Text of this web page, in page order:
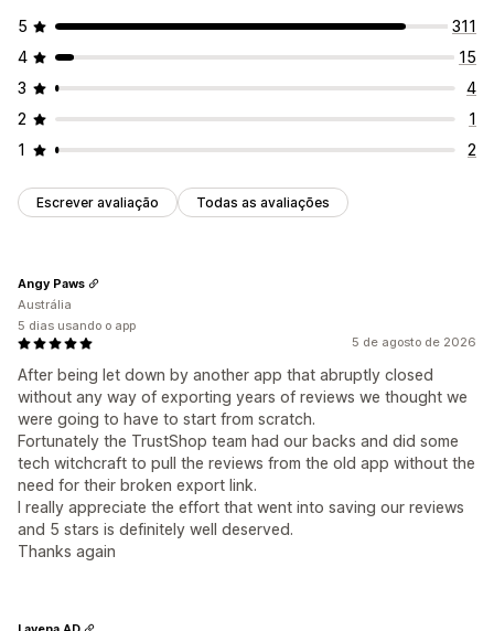
5
311
4
15
3
4
2
1
1
2
Escrever avaliação Todas as avaliações
5 de agosto de 2026
After being let down by another app that abruptly closed
without any way of exporting years of reviews we thought we
were going to have to start from scratch.
Fortunately the TrustShop team had our backs and did some
tech witchcraft to pull the reviews from the old app without the
need for their broken export link.
I really appreciate the effort that went into saving our reviews
and 5 stars is definitely well deserved.
Thanks again
Angy Paws
Austrália
5 dias usando o app